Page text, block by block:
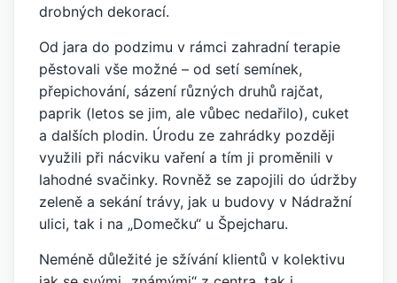
drobných dekorací.
Od jara do podzimu v rámci zahradní terapie
pěstovali vše možné – od setí semínek,
přepichování, sázení různých druhů rajčat,
paprik (letos se jim, ale vůbec nedařilo), cuket
a dalších plodin. Úrodu ze zahrádky později
využili při nácviku vaření a tím ji proměnili v
lahodné svačinky. Rovněž se zapojili do údržby
zeleně a sekání trávy, jak u budovy v Nádražní
ulici, tak i na „Domečku“ u Špejcharu.
Neméně důležité je sžívání klientů v kolektivu